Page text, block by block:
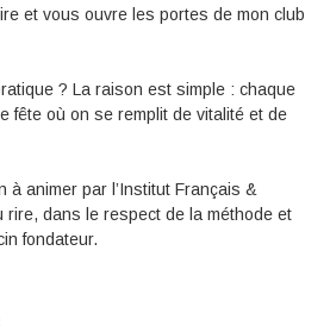
et vous ouvre les portes de mon club
? La raison est simple : chaque
fête où on se remplit de vitalité et de
à animer par l’Institut Français &
rire, dans le respect de la méthode et
fondateur.